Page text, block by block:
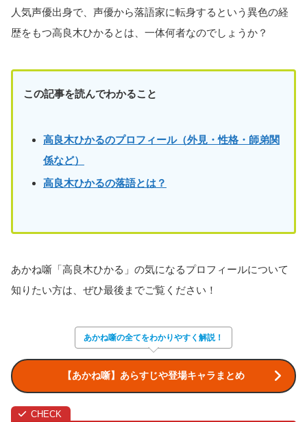
人気声優出身で、声優から落語家に転身するという異色の経
歴をもつ高良木ひかるとは、一体何者なのでしょうか？
この記事を読んでわかること
高良木ひかるのプロフィール（外見・性格・師弟関
係など）
高良木ひかるの落語とは？
あかね噺「高良木ひかる」の気になるプロフィールについて
知りたい方は、ぜひ最後までご覧ください！
あかね噺の全てをわかりやすく解説！
【あかね噺】あらすじや登場キャラまとめ